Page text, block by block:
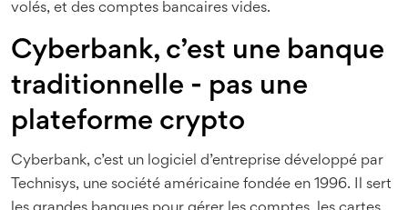
volés, et des comptes bancaires vides.
Cyberbank, c’est une banque
traditionnelle - pas une
plateforme crypto
Cyberbank, c’est un logiciel d’entreprise développé par
Technisys, une société américaine fondée en 1996. Il sert